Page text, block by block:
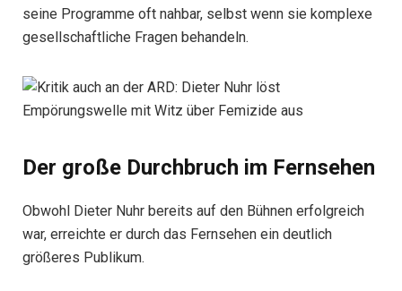
seine Programme oft nahbar, selbst wenn sie komplexe
gesellschaftliche Fragen behandeln.
Der große Durchbruch im Fernsehen
Obwohl Dieter Nuhr bereits auf den Bühnen erfolgreich
war, erreichte er durch das Fernsehen ein deutlich
größeres Publikum.